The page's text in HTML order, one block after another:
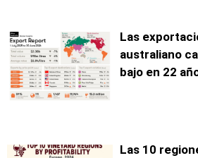
Las
australiano
bajo en 22
Las 10